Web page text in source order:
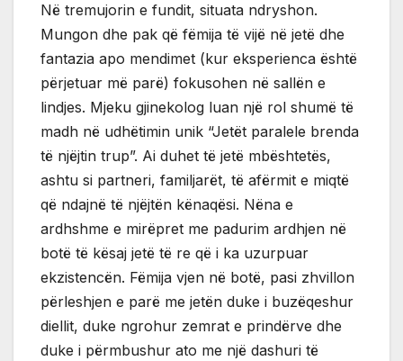
Në tremujorin e fundit, situata ndryshon.
Mungon dhe pak që fëmija të vijë në jetë dhe
fantazia apo mendimet (kur eksperienca është
përjetuar më parë) fokusohen në sallën e
lindjes. Mjeku gjinekolog luan një rol shumë të
madh në udhëtimin unik “Jetët paralele brenda
të njëjtin trup”. Ai duhet të jetë mbështetës,
ashtu si partneri, familjarët, të afërmit e miqtë
që ndajnë të njëjtën kënaqësi. Nëna e
ardhshme e mirëpret me padurim ardhjen në
botë të kësaj jetë të re që i ka uzurpuar
ekzistencën. Fëmija vjen në botë, pasi zhvillon
përleshjen e parë me jetën duke i buzëqeshur
diellit, duke ngrohur zemrat e prindërve dhe
duke i përmbushur ato me një dashuri të